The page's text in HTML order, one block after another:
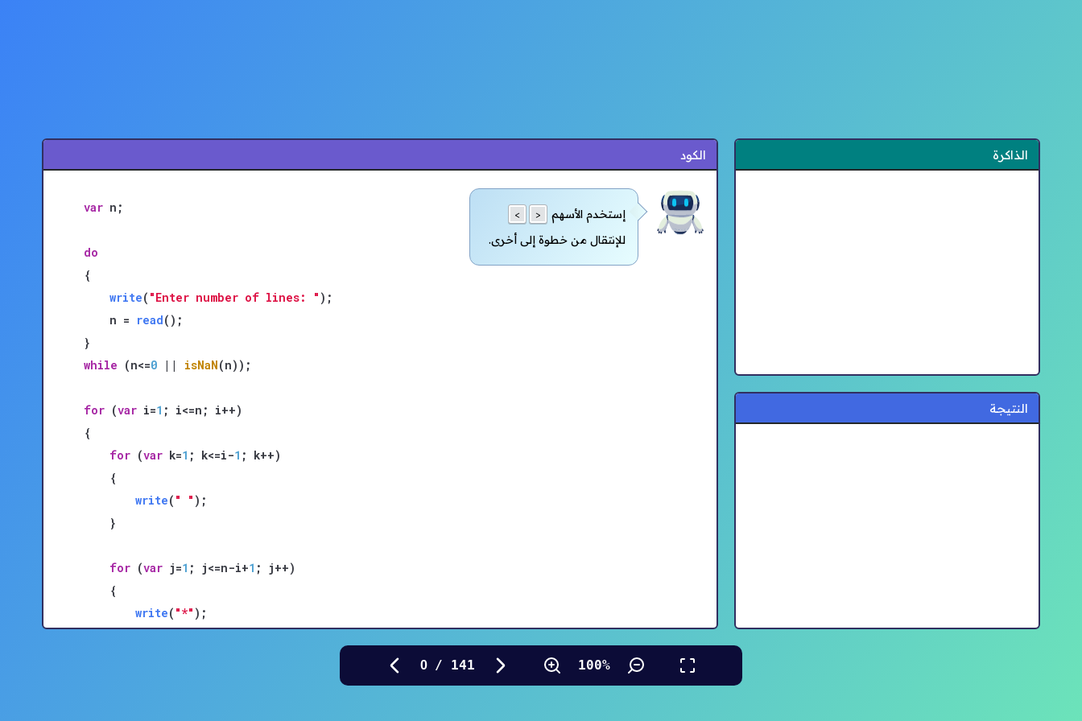
الكود
var n;
do
{
write( "Enter number of lines: " );
    n =
read();
while (n<=0 || isNaN(n));
for (var i=1 ; i<=n; i++)
{
for (var k=1 ; k<=i-1 ; k++)
    {
write( " " );
    }
for (var j=1 ; j<=n-i+1 ; j++)
    {
write( "*" );
إستخدم الأسهم <
>
للإنتقال من خطوة إلى أخرى.
الذاكرة
النتيجة
/ 141 100%